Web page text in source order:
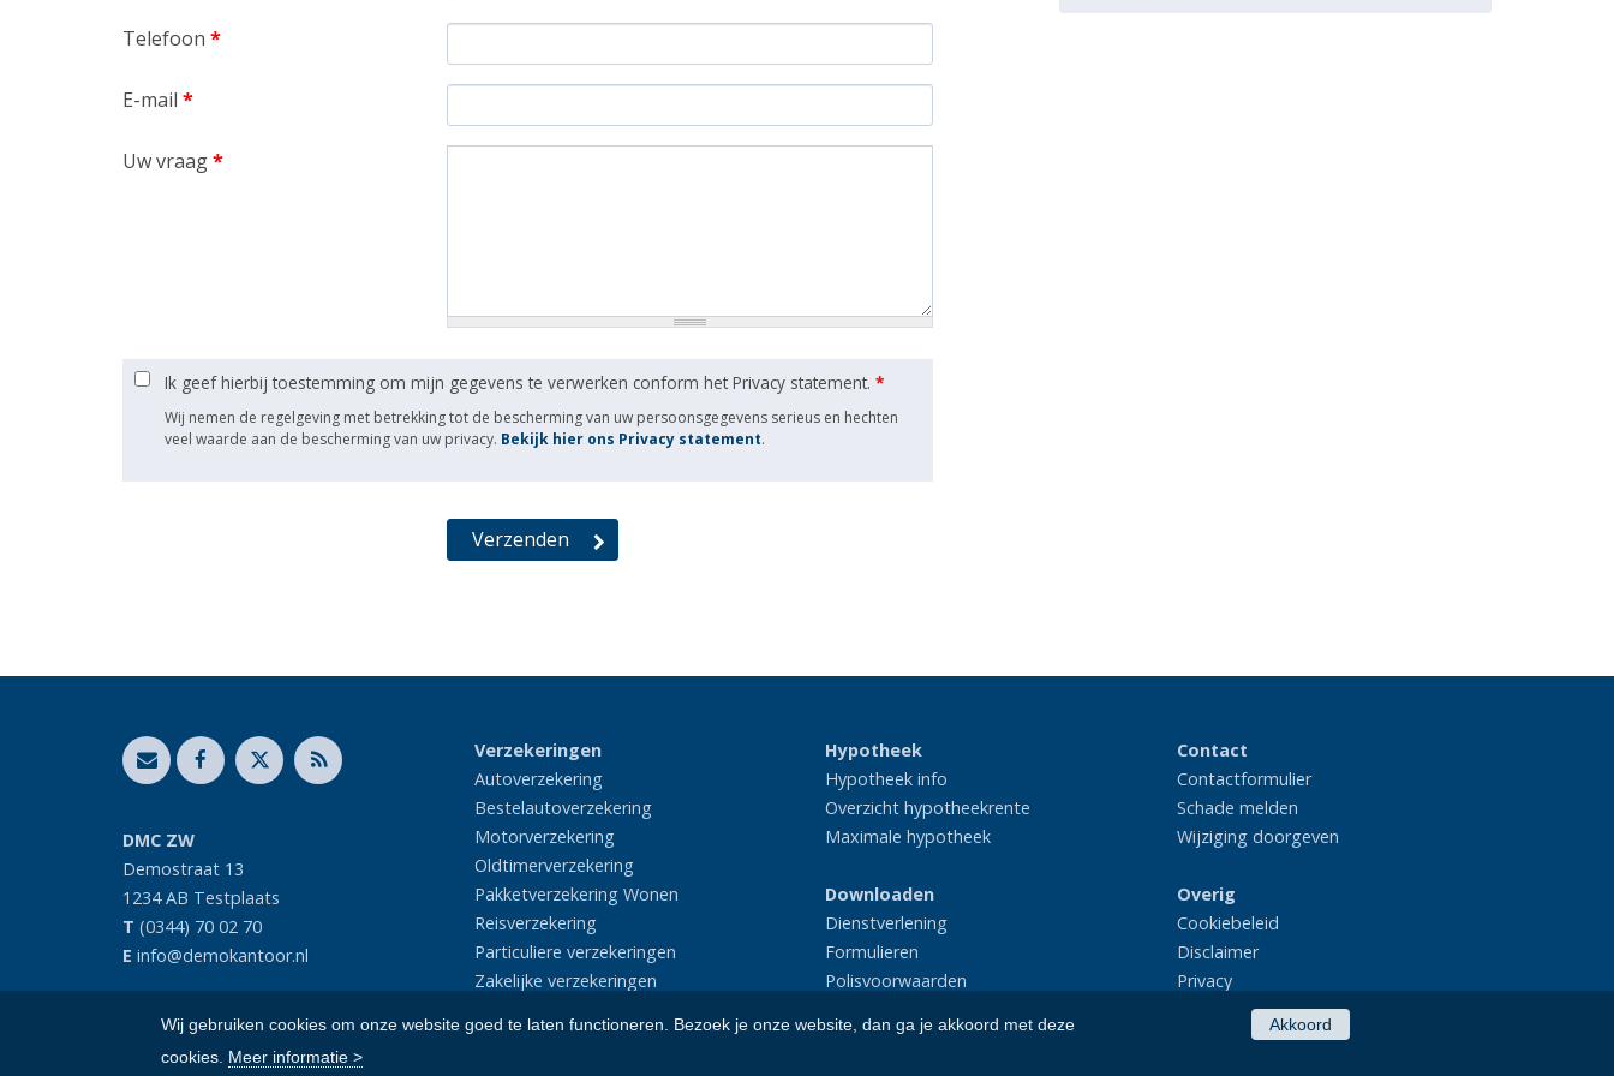
Wij gebruiken cookies om onze website goed te laten functioneren. Bezoek je onze website, dan ga je akkoord met deze
cookies. Meer informatie >
Akkoord
Telefoon *
E-mail *
Uw vraag*
Ik geef hierbij toestemming om mijn gegevens te verwerken conform het Privacy statement. *
Wij nemen de regelgeving met betrekking tot de bescherming van uw persoonsgegevens serieus en hechten
veel waarde aan de bescherming van uw privacy. Bekijk hier ons Privacy statement.
DMC ZW
Demostraat 13
1234 AB Testplaats
T (0344) 70 02 70
E info@demokantoor.nl
Verzekeringen
Autoverzekering
Bestelautoverzekering
Motorverzekering
Oldtimerverzekering
Pakketverzekering Wonen
Reisverzekering
Particuliere verzekeringen
Zakelijke verzekeringen
Hypotheek
Hypotheek info
Overzicht hypotheekrente
Maximale hypotheek
Downloaden
Dienstverlening
Formulieren
Polisvoorwaarden
Contact
Contactformulier
Schade melden
Wijziging doorgeven
Overig
Cookiebeleid
Disclaimer
Privacy